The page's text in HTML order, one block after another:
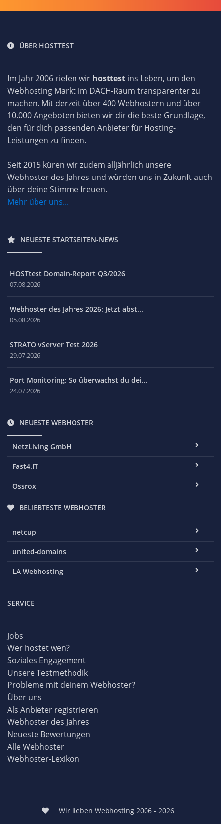
ÜBER HOSTTEST
Im Jahr 2006 riefen wir hosttest ins Leben, um den
Webhosting Markt im DACH-Raum transparenter zu
machen. Mit derzeit über 400 Webhostern und über
10.000 Angeboten bieten wir dir die beste Grundlage,
den für dich passenden Anbieter für Hosting-
Leistungen zu finden.
Seit 2015 küren wir zudem alljährlich unsere
Webhoster des Jahres und würden uns in Zukunft auch
über deine Stimme freuen.
Mehr über uns...
NEUESTE STARTSEITEN-NEWS
HOSTtest Domain-Report Q3/2026
07.08.2026
Webhoster des Jahres 2026: Jetzt abst...
05.08.2026
STRATO vServer Test 2026
29.07.2026
Port Monitoring: So überwachst du dei...
24.07.2026
NEUESTE WEBHOSTER
NetzLiving GmbH
Fast4.IT
Ossrox
BELIEBTESTE WEBHOSTER
netcup
united-domains
LA Webhosting
SERVICE
Jobs
Wer hostet wen?
Soziales Engagement
Unsere Testmethodik
Probleme mit deinem Webhoster?
Über uns
Als Anbieter registrieren
Webhoster des Jahres
Neueste Bewertungen
Alle Webhoster
Webhoster-Lexikon
Wir lieben Webhosting 2006 - 2026